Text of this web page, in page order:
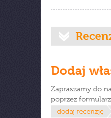
Dodaj
Zapraszamy do
poprzez